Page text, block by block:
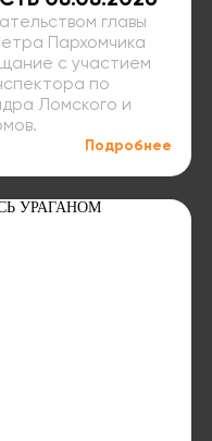
главы
Пархомчика
с участием
по
Ломского и
Подробнее